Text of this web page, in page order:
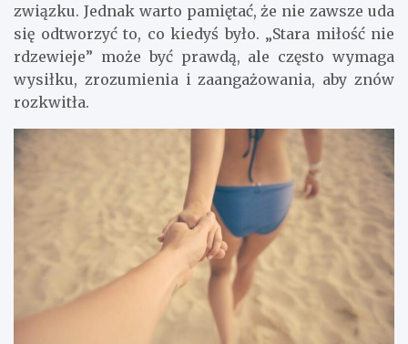
związku. Jednak warto pamiętać, że nie zawsze uda
się odtworzyć to, co kiedyś było. „Stara miłość nie
rdzewieje” może być prawdą, ale często wymaga
wysiłku, zrozumienia i zaangażowania, aby znów
rozkwitła.